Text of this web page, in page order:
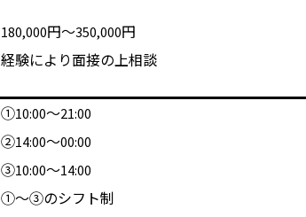
180,000円～350,000円
経験により面接の上相談
①10:00～21:00
②14:00～00:00
③10:00～14:00
①～③のシフト制